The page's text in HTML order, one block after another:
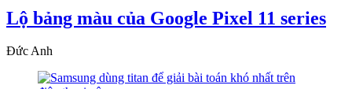
Lộ bảng màu của Google Pixel 11 series
Đức Anh